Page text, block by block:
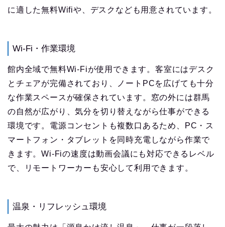
に適した無料Wifiや、デスクなども用意されています。
Wi-Fi・作業環境
館内全域で無料Wi-Fiが使用できます。客室にはデスク
とチェアが完備されており、ノートPCを広げても十分
な作業スペースが確保されています。窓の外には群馬
の自然が広がり、気分を切り替えながら仕事ができる
環境です。電源コンセントも複数口あるため、PC・ス
マートフォン・タブレットを同時充電しながら作業で
きます。Wi-Fiの速度は動画会議にも対応できるレベル
で、リモートワーカーも安心して利用できます。
温泉・リフレッシュ環境